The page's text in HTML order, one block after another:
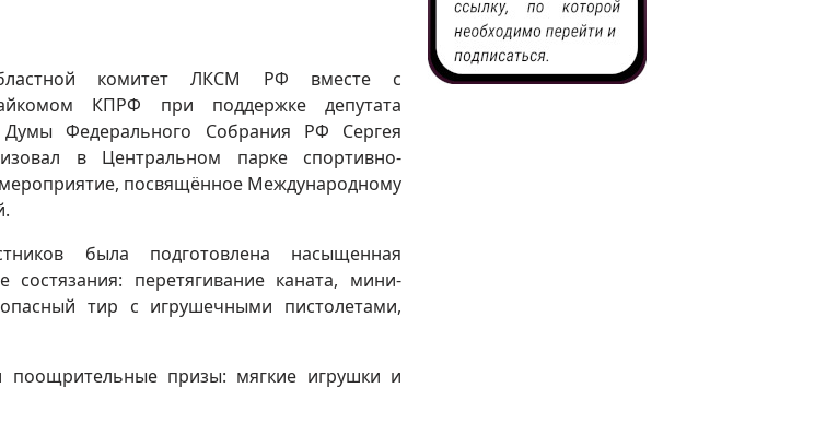
комитет ЛКСМ РФ вместе с
КПРФ при поддержке депутата
Думы Федерального Собрания РФ Сергея
в Центральном парке спортивно-
мероприятие, посвящённое Международному
была подготовлена насыщенная
перетягивание каната, мини-
тир с игрушечными пистолетами,
поощрительные призы: мягкие игрушки и